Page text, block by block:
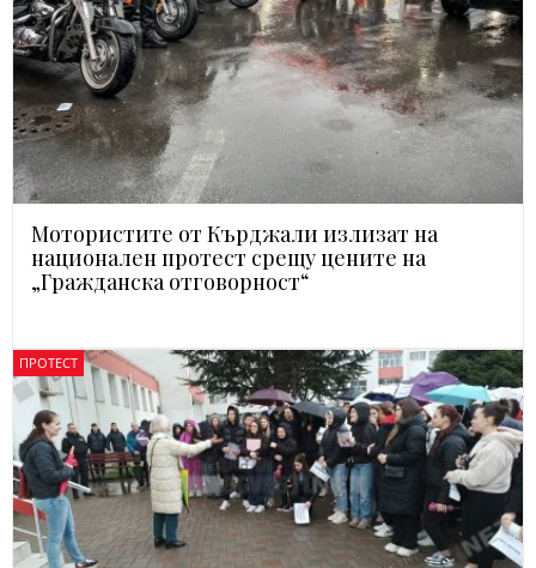
Мотористите от Кърджали излизат на
национален протест срещу цените на
„Гражданска отговорност“
ПРОТЕСТ